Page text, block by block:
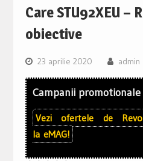
Care STU92XEU –
obiective
23 aprilie 2020 admin
Campanii
Vezi ofertele de
la eMAG!